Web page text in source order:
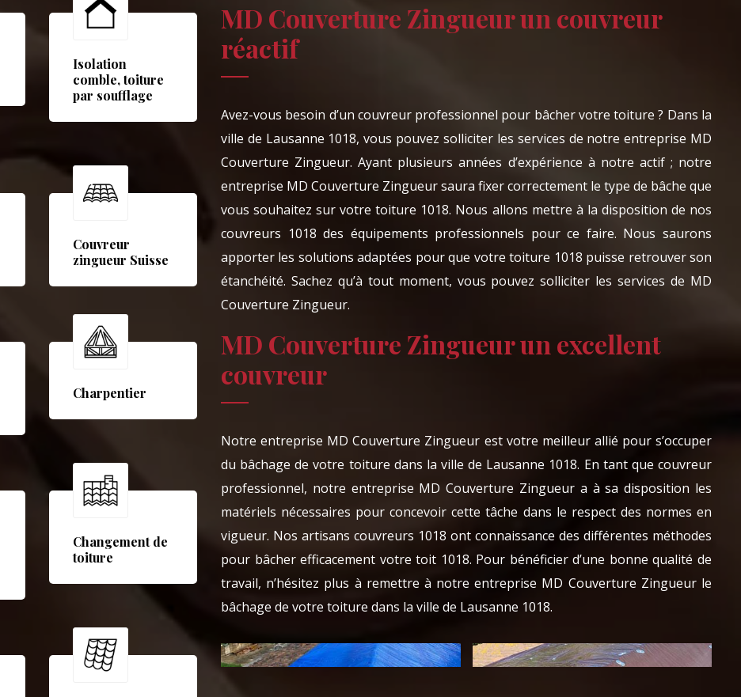
Isolation
comble, toiture
par soufflage
Couvreur
zingueur Suisse
Charpentier
Changement de
toiture
MD Couverture Zingueur un couvreur
réactif
Avez-vous besoin d’un couvreur professionnel pour bâcher votre toiture ? Dans la
ville de Lausanne 1018, vous pouvez solliciter les services de notre entreprise MD
Couverture Zingueur. Ayant plusieurs années d’expérience à notre actif ; notre
entreprise MD Couverture Zingueur saura fixer correctement le type de bâche que
vous souhaitez sur votre toiture 1018. Nous allons mettre à la disposition de nos
couvreurs 1018 des équipements professionnels pour ce faire. Nous saurons
apporter les solutions adaptées pour que votre toiture 1018 puisse retrouver son
étanchéité. Sachez qu’à tout moment, vous pouvez solliciter les services de MD
Couverture Zingueur.
MD Couverture Zingueur un excellent
couvreur
Notre entreprise MD Couverture Zingueur est votre meilleur allié pour s’occuper
du bâchage de votre toiture dans la ville de Lausanne 1018. En tant que couvreur
professionnel, notre entreprise MD Couverture Zingueur a à sa disposition les
matériels nécessaires pour concevoir cette tâche dans le respect des normes en
vigueur. Nos artisans couvreurs 1018 ont connaissance des différentes méthodes
pour bâcher efficacement votre toit 1018. Pour bénéficier d’une bonne qualité de
travail, n’hésitez plus à remettre à notre entreprise MD Couverture Zingueur le
bâchage de votre toiture dans la ville de Lausanne 1018.